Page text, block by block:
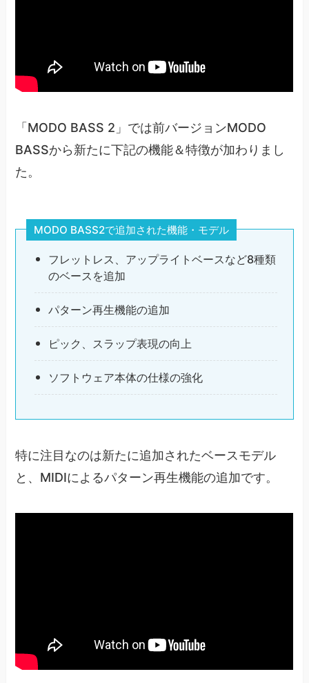
「MODO BASS 2」では前バージョンMODO
BASSから新たに下記の機能＆特徴が加わりまし
た。
MODO BASS2で追加された機能・モデル
フレットレス、アップライトベースなど8種類
のベースを追加
パターン再生機能の追加
ピック、スラップ表現の向上
ソフトウェア本体の仕様の強化
特に注目なのは新たに追加されたベースモデル
と、MIDIによるパターン再生機能の追加です。